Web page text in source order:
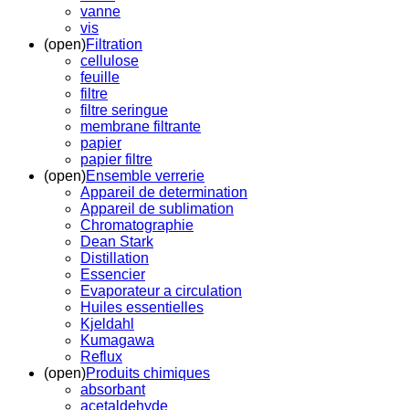
vanne
vis
(open)Filtration
cellulose
feuille
filtre
filtre seringue
membrane filtrante
papier
papier filtre
(open)Ensemble verrerie
Appareil de determination
Appareil de sublimation
Chromatographie
Dean Stark
Distillation
Essencier
Evaporateur a circulation
Huiles essentielles
Kjeldahl
Kumagawa
Reflux
(open)Produits chimiques
absorbant
acetaldehyde